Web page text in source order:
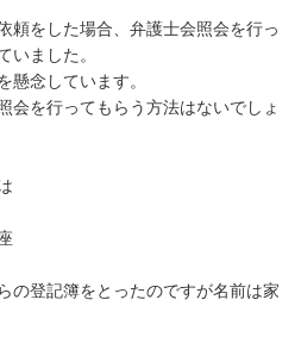
頼をした場合、弁護士会照会を行っ
いました。
懸念しています。
会を行ってもらう方法はないでしょ
の登記簿をとったのですが名前は家